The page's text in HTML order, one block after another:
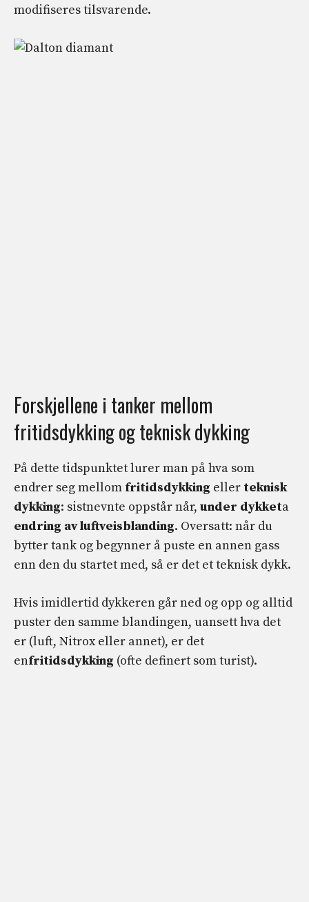
modifiseres tilsvarende.
Forskjellene i tanker mellom
fritidsdykking og teknisk dykking
På dette tidspunktet lurer man på hva som
endrer seg mellom fritidsdykking eller teknisk
dykking: sistnevnte oppstår når, under dykketa
endring av luftveisblanding. Oversatt: når du
bytter tank og begynner å puste en annen gass
enn den du startet med, så er det et teknisk dykk.
Hvis imidlertid dykkeren går ned og opp og alltid
puster den samme blandingen, uansett hva det
er (luft, Nitrox eller annet), er det
enfritidsdykking (ofte definert som turist).